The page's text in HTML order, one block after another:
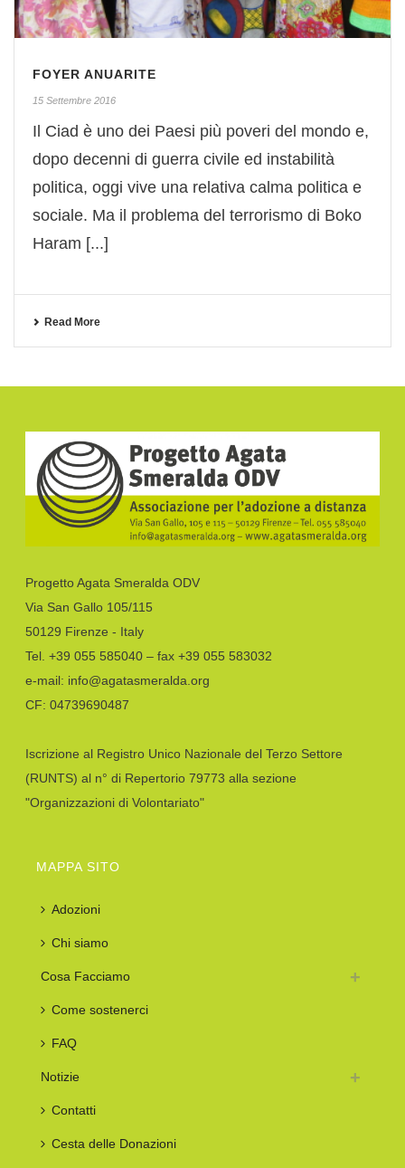
FOYER ANUARITE
15 Settembre 2016
Il Ciad è uno dei Paesi più poveri del mondo e,
dopo decenni di guerra civile ed instabilità
politica, oggi vive una relativa calma politica e
sociale. Ma il problema del terrorismo di Boko
Haram [...]
Read More
Progetto Agata Smeralda ODV
Via San Gallo 105/115
50129 Firenze - Italy
Tel. +39 055 585040 – fax +39 055 583032
e-mail: info@agatasmeralda.org
CF: 04739690487
Iscrizione al Registro Unico Nazionale del Terzo Settore
(RUNTS) al n° di Repertorio 79773 alla sezione
"Organizzazioni di Volontariato"
MAPPA SITO
Adozioni
Chi siamo
Cosa Facciamo
Come sostenerci
FAQ
Notizie
Contatti
Cesta delle Donazioni